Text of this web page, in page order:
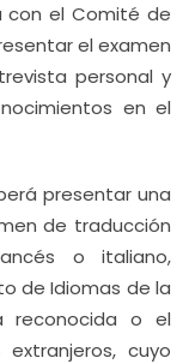
con el Comité de
el examen
personal y
en el
presentar una
de traducción
o italiano,
de Idiomas de la
reconocida o el
extranjeros, cuyo